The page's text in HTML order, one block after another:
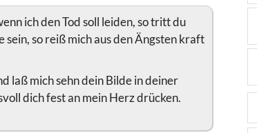
ich den Tod soll leiden, so tritt du
so reiß mich aus den Ängsten kraft
laß mich sehn dein Bilde in deiner
dich fest an mein Herz drücken.